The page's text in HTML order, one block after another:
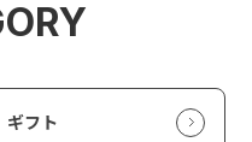
ギフト